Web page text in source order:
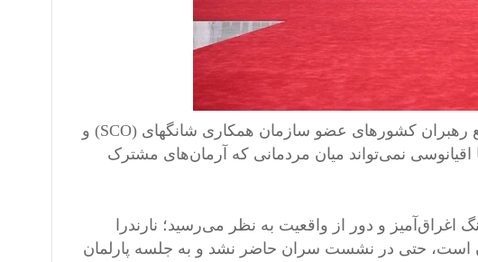
شی جین پینگ، رئیس‌جمهور چین، در ژوئیه ۲۰۲۴ در جمع رهبران کشورهای عضو سازمان همکاری شانگهای (SCO) و
نمی‌تواند میان مردمانی که آرمان‌های مشترک
و دور از واقعیت به نظر می‌رسید؛ نارندرا
است، حتی در نشست سران حاضر نشد و به جلسه پارلمان